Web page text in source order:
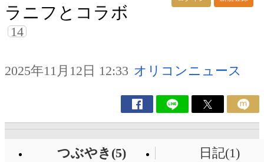
ラニフとコラボ
14
2025年11月12日 12:33 オリコンニュース
つぶやき(5) 日記(1)